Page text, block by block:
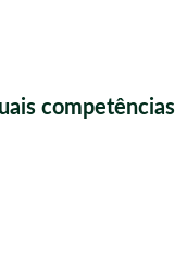
competências